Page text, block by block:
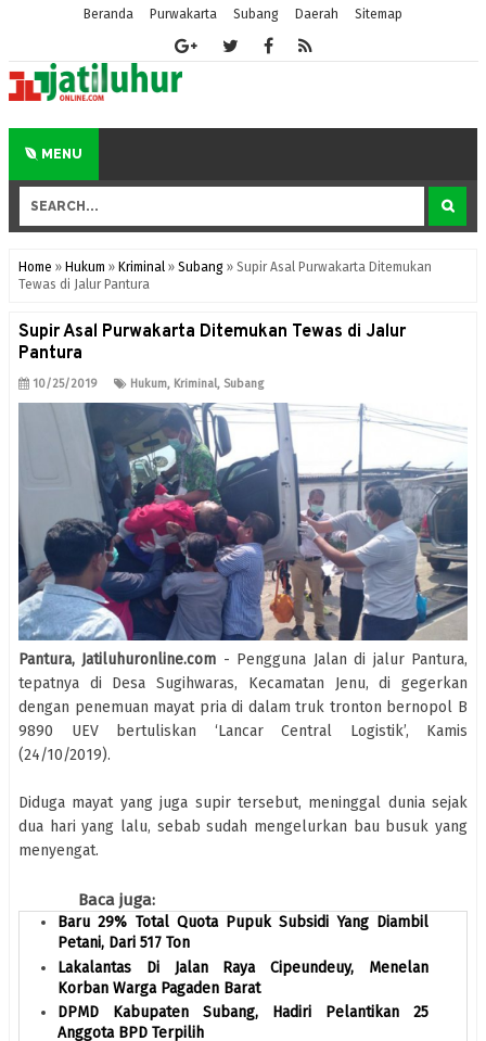
Beranda Purwakarta Subang Daerah Sitemap
MENU
Home » Hukum » Kriminal » Subang » Supir Asal Purwakarta Ditemukan
Tewas di Jalur Pantura
Supir Asal Purwakarta Ditemukan Tewas di Jalur
Pantura
10/25/2019 Hukum, Kriminal, Subang
Pantura, Jatiluhuronline.com - Pengguna Jalan di jalur Pantura,
tepatnya di Desa Sugihwaras, Kecamatan Jenu, di gegerkan
dengan penemuan mayat pria di dalam truk tronton bernopol B
9890 UEV bertuliskan ‘Lancar Central Logistik’, Kamis
(24/10/2019).
Diduga mayat yang juga supir tersebut, meninggal dunia sejak
dua hari yang lalu, sebab sudah mengelurkan bau busuk yang
menyengat.
Baca juga:
Baru 29% Total Quota Pupuk Subsidi Yang Diambil
Petani, Dari 517 Ton
Lakalantas Di Jalan Raya Cipeundeuy, Menelan
Korban Warga Pagaden Barat
DPMD Kabupaten Subang, Hadiri Pelantikan 25
Anggota BPD Terpilih